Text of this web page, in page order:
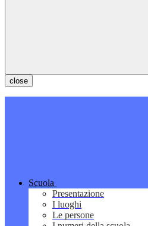
close
Scuola
Presentazione
I luoghi
Le persone